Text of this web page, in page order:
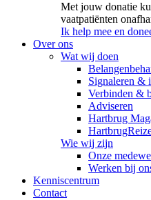
Met jouw donatie
vaatpatiënten
Ik help mee en
Over ons
Wat wij doen
Signaleren &
Verbinden &
Adviseren
Hartbrug
Wie wij zijn
Onze
Werken bij
Kenniscentrum
Contact